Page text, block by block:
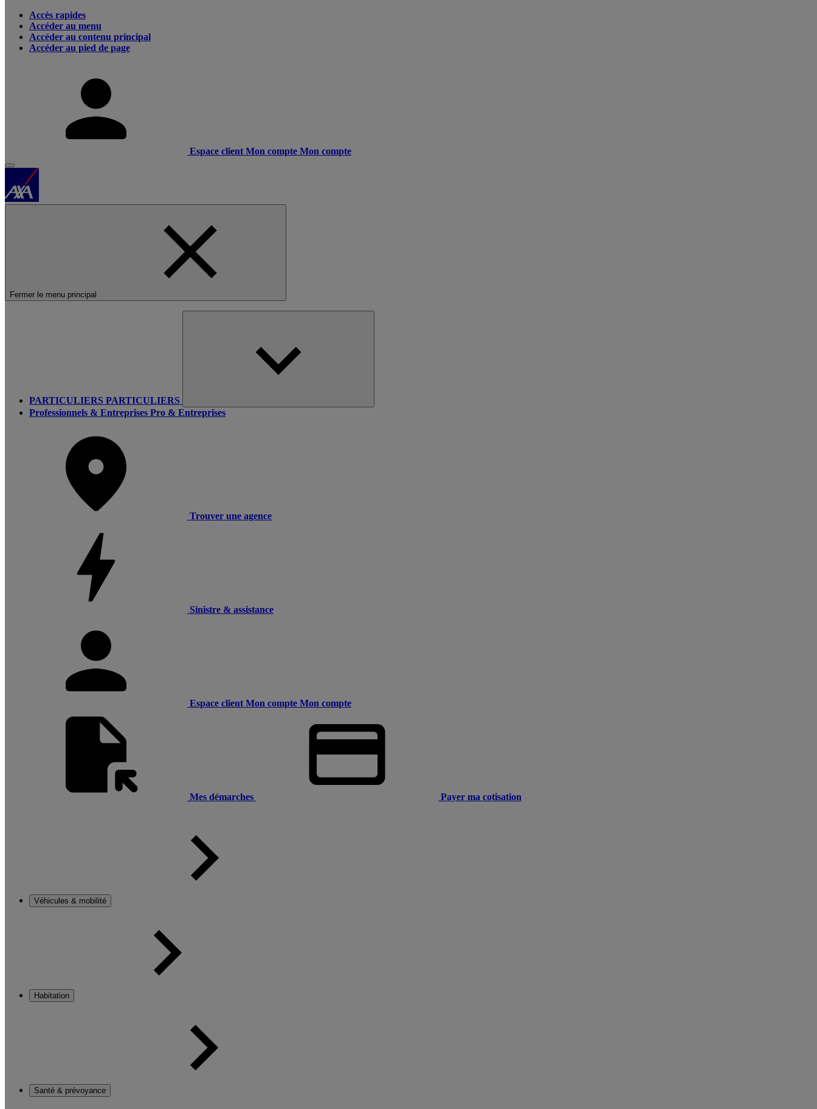
Accès rapides
Accéder au menu
Accéder au contenu principal
Accéder au pied de page
Espace client Mon compte Mon compte
Fermer le menu principal
PARTICULIERS PARTICULIERS
Professionnels & Entreprises Pro & Entreprises
Trouver une agence
Sinistre & assistance
Espace client Mon compte Mon compte
Mes démarches Payer ma cotisation
Véhicules & mobilité
Habitation
Santé & prévoyance